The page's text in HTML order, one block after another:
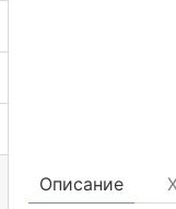
Описание